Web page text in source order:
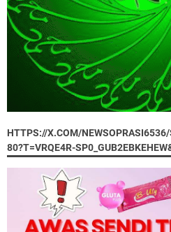
HTTPS://X.COM/
80?T=VRQE4R-